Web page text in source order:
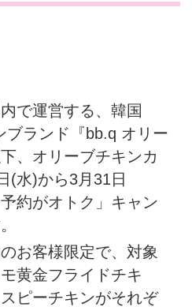
で運営する、韓国
ブランド『bb.q オリー
、オリーブチキンカ
(水)から3月31日
約がオトク」キャン
お客様限定で、対象
黄金フライドチキ
ピーチキンがそれぞ